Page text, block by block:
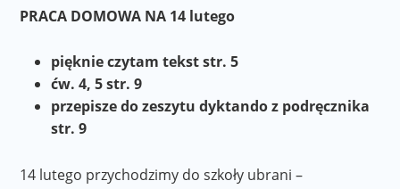
PRACA DOMOWA NA 14 lutego
pięknie czytam tekst str. 5
ćw. 4, 5 str. 9
przepisze do zeszytu dyktando z podręcznika
str. 9
14 lutego przychodzimy do szkoły ubrani –